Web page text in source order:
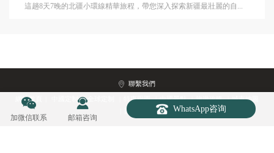
Copyright 2010-2026 第九旅行Rights Reserved.
這趟8天7晚的北疆小環線精華旅程，帶您深入探索新疆最壯麗的自...
聯繫我們
網站首頁 中國定制 | 特惠跟團 | 中國景點 | 旅遊攻略 | 城市地圖
西藏入藏函
加微信联系 邮箱咨询
WhatsApp咨询